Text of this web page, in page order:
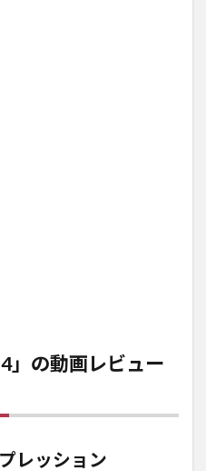
」の動画レビュー
レッション